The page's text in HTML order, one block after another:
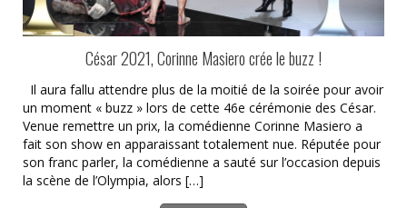
César 2021, Corinne Masiero crée le buzz !
Il aura fallu attendre plus de la moitié de la soirée pour avoir
un moment « buzz » lors de cette 46e cérémonie des César.
Venue remettre un prix, la comédienne Corinne Masiero a
fait son show en apparaissant totalement nue. Réputée pour
son franc parler, la comédienne a sauté sur l’occasion depuis
la scène de l’Olympia, alors […]